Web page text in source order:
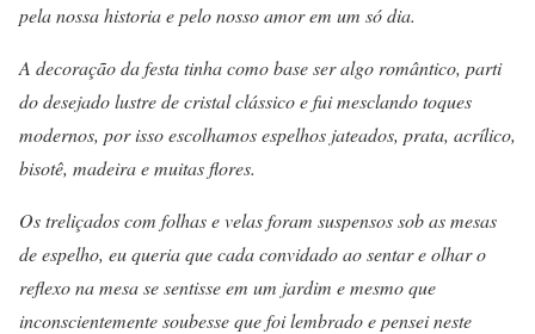
pela nossa historia e pelo nosso amor em um só dia.
A decoração da festa tinha como base ser algo romântico, parti
do desejado lustre de cristal clássico e fui mesclando toques
modernos, por isso escolhamos espelhos jateados, prata, acrílico,
bisotê, madeira e muitas flores.
Os treliçados com folhas e velas foram suspensos sob as mesas
de espelho, eu queria que cada convidado ao sentar e olhar o
reflexo na mesa se sentisse em um jardim e mesmo que
inconscientemente soubesse que foi lembrado e pensei neste